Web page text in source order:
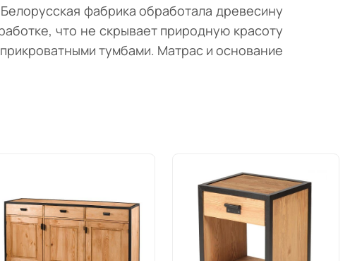
в
фабрика обработала древесину
что не скрывает природную красоту
тумбами. Матрас и основание